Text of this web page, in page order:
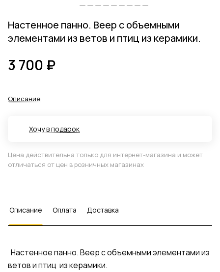
Настенное панно. Веер с объемными
элементами из ветов и птиц из керамики.
3 700 ₽
Описание
Хочу в подарок
Цена действительна только для интернет-магазина и может
отличаться от цен в розничных магазинах
Описание Оплата Доставка
Настенное панно. Веер с объемными элементами из
ветов и птиц из керамики.